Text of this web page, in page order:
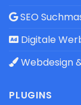
SEO
Digitale
Webdesign
PLUGINS